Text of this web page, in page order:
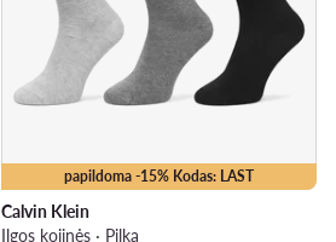
papildoma -15% Kodas: LAST
Calvin Klein
Ilgos kojinės · Pilka